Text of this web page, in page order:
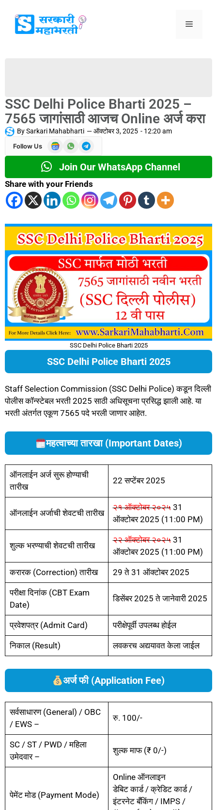
SSC Delhi Police Bharti 2025 –
7565 जागांसाठी आजच Online अर्ज करा
BySarkari Mahabharti —ऑक्टोबर 3, 2025 - 12:20 am
Follow Us
Join Our WhatsApp Channel
Share with your Friends
SSC Delhi Police Bharti 2025
SSC Delhi Police Bharti 2025
Staff Selection Commission (SSC Delhi Police) कडून दिल्ली
पोलीस कॉन्स्टेबल भरती 2025 साठी अधिसूचना प्रसिद्ध झाली आहे. या
भरती अंतर्गत एकूण 7565 पदे भरली जाणार आहेत.
महत्वाच्या तारखा (Important Dates)
ऑनलाईन अर्ज सुरू होण्याची
तारीख
22 सप्टेंबर 2025
ऑनलाईन अर्जाची शेवटची तारीख
२१ ऑक्टोबर २०२५31
ऑक्टोबर 2025 (11:00 PM)
शुल्क भरण्याची शेवटची तारीख
२२ ऑक्टोबर २०२५31
ऑक्टोबर 2025 (11:00 PM)
करारक (Correction) तारीख 29 ते 31 ऑक्टोबर 2025
परीक्षा दिनांक (CBT Exam
Date)
डिसेंबर 2025 ते जानेवारी 2025
प्रवेशपत्र (Admit Card) परीक्षेपूर्वी उपलब्ध होईल
निकाल (Result) लवकरच अद्ययावत केला जाईल
अर्ज फी (Application Fee)
सर्वसाधारण (General) / OBC
/ EWS –
रु. 100/-
SC / ST / PWD / महिला
उमेदवार –
शुल्क माफ (₹ 0/-)
पेमेंट मोड (Payment Mode)
Online ऑनलाइन
डेबिट कार्ड / क्रेडिट कार्ड /
इंटरनेट बँकिंग / IMPS /